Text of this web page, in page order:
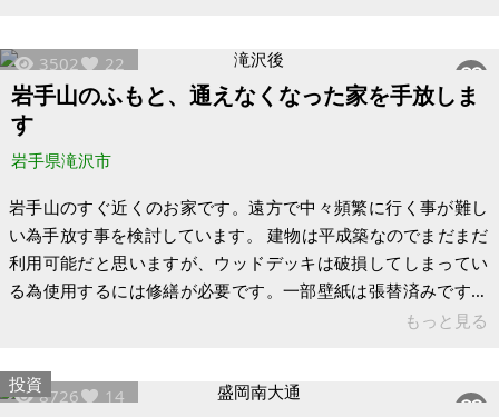
るのに、勿体ないです。 海岸が真下にみえる高台に位置し、景
色が抜群によく、とても静かです。しかし、空き家バンクに登
録しようと思った矢先、レッドゾーンに指定されてしまい、引
き取り手がみつかりません。物
3502 22
岩手山のふもと、通えなくなった家を手放しま
す
岩手県滝沢市
岩手山のすぐ近くのお家です。遠方で中々頻繁に行く事が難し
い為手放す事を検討しています。 建物は平成築なのでまだまだ
利用可能だと思いますが、ウッドデッキは破損してしまってい
る為使用するには修繕が必要です。一部壁紙は張替済みです。
洗面台や浴室のシャワー水栓は新品未使用です。トイレは簡易
には残置物がございますが現状のままお引渡し希望です。内装
やウッドデッキも修繕すれば定住は勿論別荘利用にも凄くいい
もっと見る
8726 14
投資